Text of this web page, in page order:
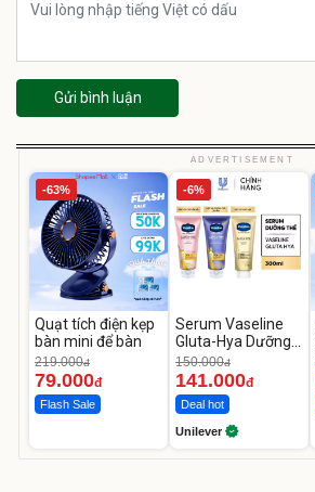
Gửi bình luận
ADVERTISEMENT
-63%
Quạt tích điện kẹp
bàn mini để bàn
219.000đ
79.000đ
Flash Sale
-6%
Serum Vaseline
Gluta-Hya Dưỡng
Da Sáng Mịn Sau 7
Ngày
150.000đ
141.000đ
Deal hot
Unilever